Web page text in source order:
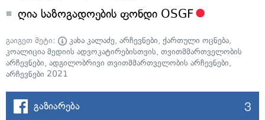
ღია საზოგადოების ფონდი OSGF
გაიგეთ მეტი: კახა კალაძე, არჩევნები, ქართული ოცნება,
კოალიცია მედიის ადვოკატირებისთვის, თვითმმართველობის
არჩევნები, ადგილობრივი თვითმმართველობის არჩევნები,
არჩევნები 2021
გაზიარება 3